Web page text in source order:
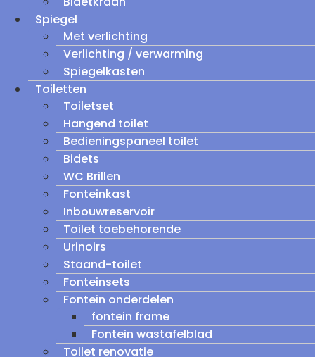
Spiegel
Met verlichting
Verlichting / verwarming
Spiegelkasten
Toiletten
Toiletset
Hangend toilet
Bedieningspaneel toilet
Bidets
WC Brillen
Fonteinkast
Inbouwreservoir
Toilet toebehorende
Urinoirs
Staand-toilet
Fonteinsets
Fontein onderdelen
fontein frame
Fontein wastafelblad
Toilet renovatie